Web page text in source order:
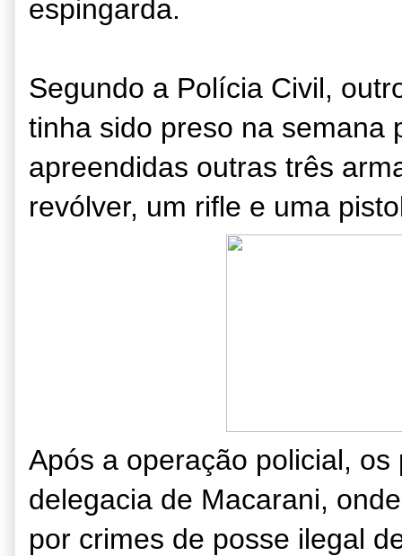
espingarda.
Segundo a Polícia Civil,
tinha sido preso na semana
apreendidas outras três
revólver, um rifle e uma
Após a operação policial,
delegacia de Macarani,
por crimes de posse ilegal